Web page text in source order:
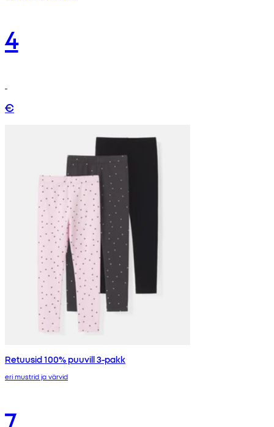
4
€
Retuusid 100% puuvill 3-pakk
eri mustrid ja värvid
7